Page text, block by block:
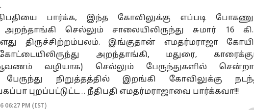
பார்க்க, இந்த கோவிலுக்கு எப்படி
செல்லும் சாலையிலிருந்து சுமார் 16
திருச்சிற்றம்பலம். இங்குதான் எமதர்மராஜா
அறந்தாங்கி, மதுரை,
வழியாக) செல்லும் பேருந்துகளில்
பேருந்து நிறுத்தத்தில் இறங்கி கோவிலுக்கு
புறப்பட்டுட்ட… நீதிபதி எமதர்மராஜாவை பார்க்கவா!!!
06:27 PM (IST)